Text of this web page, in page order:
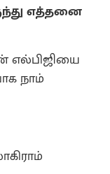
எத்தனை
எல்பிஜியை
நாம்